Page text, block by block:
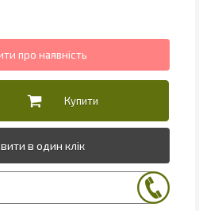
в один клік